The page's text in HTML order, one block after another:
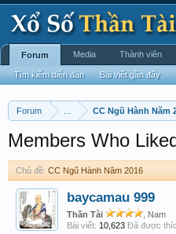
Forum CC Ngũ Hành Năm
Members Who
Chủ đề: CC Ngũ Hành Năm 2016
baycamau 999
Thần Tài
, Nam
Bài viết: 10,623 Đã được
Forum
Tìm kiếm diễn đàn Bài viết gần đây
Media Thành viên